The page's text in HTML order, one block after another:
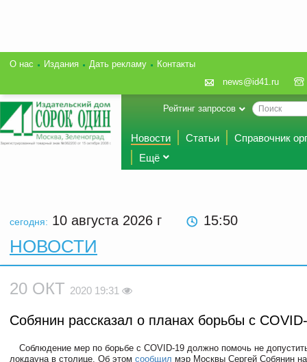
О нас Издания Дать рекламу
Контакты
news@id41.ru
Рейтинг запросов
Новости Статьи
Справочник
Ещё
сегодня: 10 августа 2026 г 15:50
НОВОСТИ
20 ОКТ 2020 19:31
Собянин рассказал о планах борьбы с
Соблюдение мер по борьбе с COVID-19 должно помочь не
локдауна в столице. Об этом сообщил мэр Москвы Сергей Собянин